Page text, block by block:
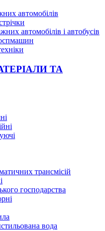
автомобілів
автомобілів і автобусів
ТА
трансмісій
господарства
вода